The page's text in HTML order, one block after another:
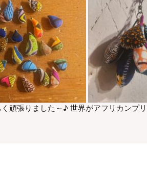
く頑張りました～♪ 世界がアフリカン